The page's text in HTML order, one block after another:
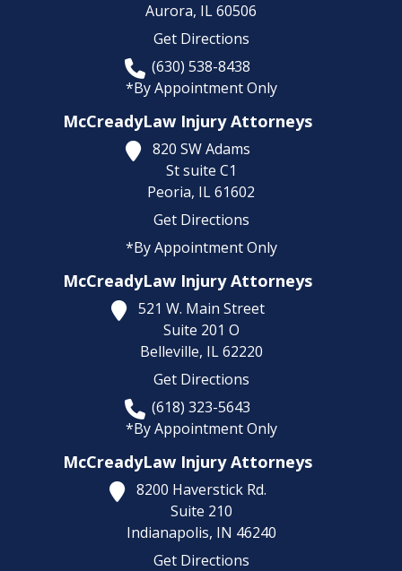
Aurora, IL60506
Get Directions
(630) 538-8438
*By Appointment Only
McCreadyLaw Injury Attorneys
820 SW Adams
St suite C1
Peoria, IL61602
Get Directions
*By Appointment Only
McCreadyLaw Injury Attorneys
521 W. Main Street
Suite 201 O
Belleville, IL 62220
Get Directions
(618) 323-5643
*By Appointment Only
McCreadyLaw Injury Attorneys
8200 Haverstick Rd.
Suite 210
Indianapolis, IN 46240
Get Directions